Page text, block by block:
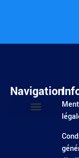
Navigation